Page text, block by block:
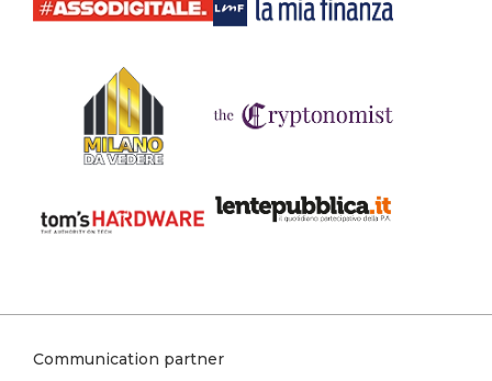
Communication partner